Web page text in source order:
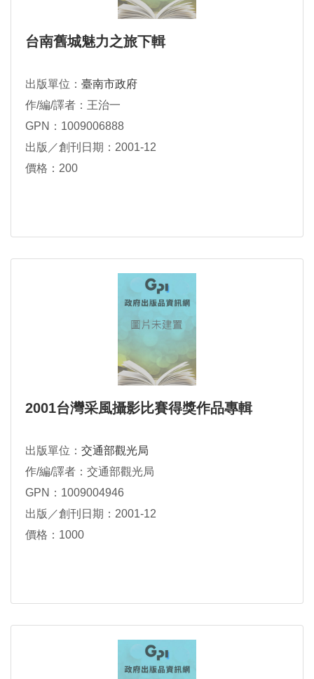
台南舊城魅力之旅下輯
出版單位： 臺南市政府
作/編/譯者：王治一
GPN：1009006888
出版／創刊日期：2001-12
價格：200
2001台灣采風攝影比賽得獎作品專輯
出版單位： 交通部觀光局
作/編/譯者：交通部觀光局
GPN：1009004946
出版／創刊日期：2001-12
價格：1000